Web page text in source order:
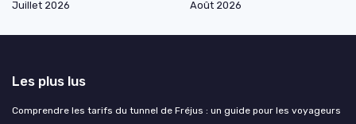
Juillet 2026
Août 2026
Les plus lus
Comprendre les tarifs du tunnel de Fréjus : un guide pour les voyageurs